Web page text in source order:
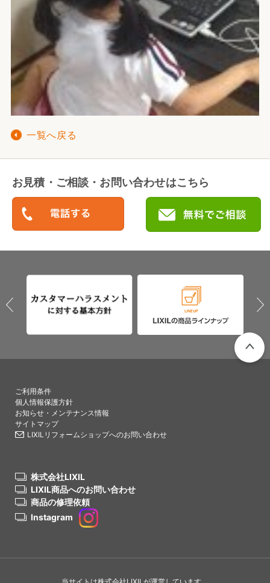
一覧へ戻る
お見積・ご相談・お問い合わせはこちら
ご利用条件
個人情報保護方針
お知らせ・メンテナンス情報
サイトマップ
LIXILリフォームショップへのお問い合わせ
株式会社LIXIL
LIXIL商品へのお問い合わせ
商品の修理依頼
Instagram